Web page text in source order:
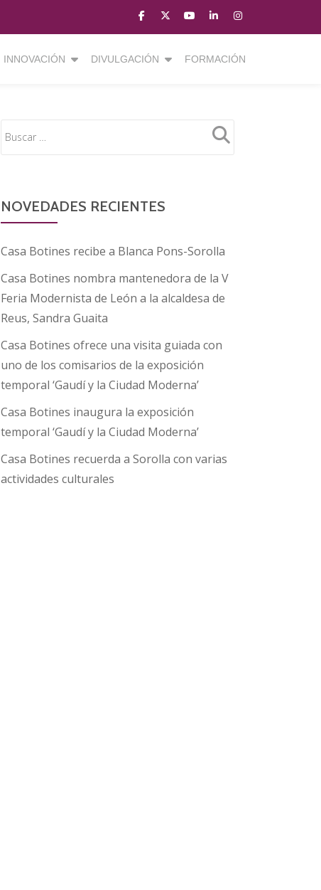
fa-
facebook
fa-
brands
fa-
fa-
youtube-
play
fa-
linkedin
fa-
instagram
INNOVACIÓN DIVULGACIÓN FORMACIÓN
NOVEDADES RECIENTES
Casa Botines recibe a Blanca Pons-Sorolla
Casa Botines nombra mantenedora de la V
Feria Modernista de León a la alcaldesa de
Reus, Sandra Guaita
Casa Botines ofrece una visita guiada con
uno de los comisarios de la exposición
temporal ‘Gaudí y la Ciudad Moderna’
Casa Botines inaugura la exposición
temporal ‘Gaudí y la Ciudad Moderna’
Casa Botines recuerda a Sorolla con varias
actividades culturales